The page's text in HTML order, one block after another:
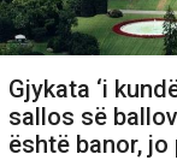
Gjykata ‘i
sallos së
është banor,